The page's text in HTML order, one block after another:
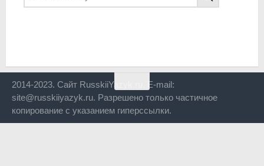
2014-2023. Сайт RusskiiYazyk.ru. E-mail:
site@russkiiyazyk.ru. Разрешено только частичное
копирование с указанием гиперссылки.